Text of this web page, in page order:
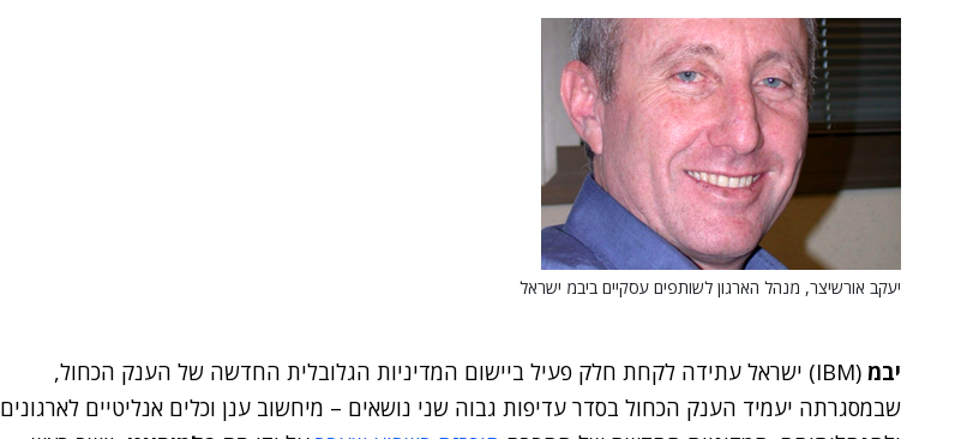
יעקב אורשיצר, מנהל הארגון לשותפים עסקיים ביבמ ישראל
יבמ
(IBM) ישראל עתידה לקחת חלק פעיל ביישום המדיניות הגלובלית החדשה של הענק הכחול,
שבמסגרתה יעמיד הענק הכחול בסדר עדיפות גבוה שני נושאים – מיחשוב ענן וכלים אנליטיים לארגונים